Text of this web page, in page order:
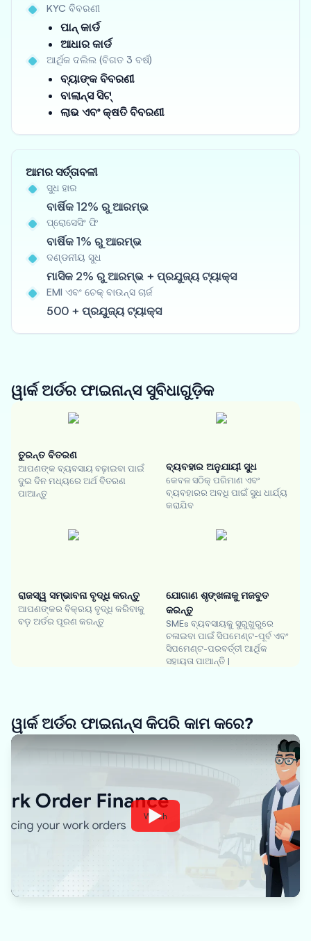
KYC ବିବରଣୀ
ପାନ୍ କାର୍ଡ
ଆଧାର କାର୍ଡ
ଆର୍ଥିକ ଦଲିଲ (ବିଗତ 3 ବର୍ଷ)
ବ୍ୟାଙ୍କ ବିବରଣୀ
ବାଲାନ୍ସ ସିଟ୍
ଲାଭ ଏବଂ କ୍ଷତି ବିବରଣୀ
ଆମର ସର୍ତ୍ତାବଳୀ
ସୁଧ ହାର
ବାର୍ଷିକ 12% ରୁ ଆରମ୍ଭ
ପ୍ରୋସେସିଂ ଫି
ବାର୍ଷିକ 1% ରୁ ଆରମ୍ଭ
ଦଣ୍ଡନୀୟ ସୁଧ
ମାସିକ 2% ରୁ ଆରମ୍ଭ + ପ୍ରଯୁଜ୍ୟ ଟ୍ୟାକ୍ସ
EMI ଏବଂ ଚେକ୍ ବାଉନ୍ସ ଚାର୍ଜ
500 + ପ୍ରଯୁଜ୍ୟ ଟ୍ୟାକ୍ସ
ୱାର୍କ ଅର୍ଡର ଫାଇନାନ୍ସ ସୁବିଧାଗୁଡ଼ିକ
ତୁରନ୍ତ ବିତରଣ
ଆପଣଙ୍କ ବ୍ୟବସାୟ ବଢ଼ାଇବା ପାଇଁ
ଦୁଇ ଦିନ ମଧ୍ୟରେ ଅର୍ଥ ବିତରଣ
ପାଆନ୍ତୁ
ବ୍ୟବହାର ଅନୁଯାୟୀ ସୁଧ
କେବଳ ସଠିକ୍ ପରିମାଣ ଏବଂ
ବ୍ୟବହାରର ଅବଧି ପାଇଁ ସୁଧ ଧାର୍ଯ୍ୟ
କରାଯିବ
ରାଜସ୍ୱ ସମ୍ଭାବନା ବୃଦ୍ଧି କରନ୍ତୁ
ଆପଣଙ୍କର ବିକ୍ରୟ ବୃଦ୍ଧି କରିବାକୁ
ବଡ଼ ଅର୍ଡର ପୂରଣ କରନ୍ତୁ
ଯୋଗାଣ ଶୃଙ୍ଖଳାକୁ ମଜବୁତ
କରନ୍ତୁ
SMEs ବ୍ୟବସାୟକୁ ସୁରୁଖୁରୁରେ
ଚଳାଇବା ପାଇଁ ସିପମେଣ୍ଟ-ପୂର୍ବ ଏବଂ
ସିପମେଣ୍ଟ-ପରବର୍ତ୍ତୀ ଆର୍ଥିକ
ସହାୟତା ପାଆନ୍ତି |
ୱାର୍କ ଅର୍ଡର ଫାଇନାନ୍ସ କିପରି କାମ କରେ?
Watch